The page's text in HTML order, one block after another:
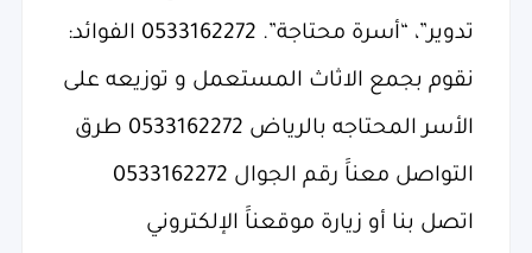
تدوير”، “أسرة محتاجة”. 0533162272 الفوائد:
نقوم بجمع الاثاث المستعمل و توزيعه على
الأسر المحتاجه بالرياض 0533162272 طرق
التواصل معناََ رقم الجوال 0533162272
اتصل بنا أو زيارة موقعناََ الإلكتروني